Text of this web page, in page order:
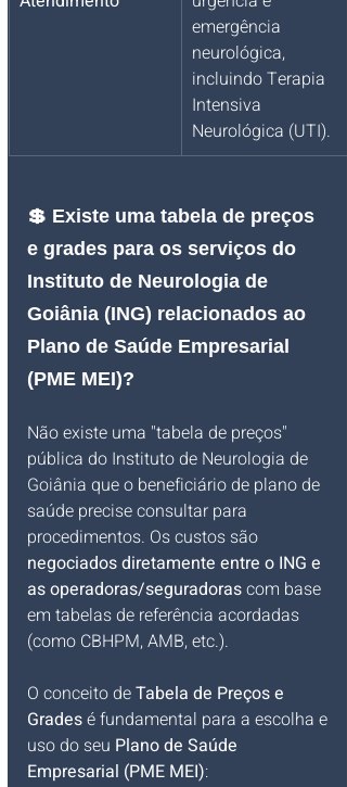
emergência
neurológica,
incluindo Terapia
Intensiva
Neurológica (UTI).
💲 Existe uma tabela de preços
e grades para os serviços do
Instituto de Neurologia de
Goiânia (ING) relacionados ao
Plano de Saúde Empresarial
(PME MEI)?
Não existe uma "tabela de preços"
pública do Instituto de Neurologia de
Goiânia que o beneficiário de plano de
saúde precise consultar para
procedimentos. Os custos são
negociados diretamente entre o ING e
as operadoras/seguradoras com base
em tabelas de referência acordadas
(como CBHPM, AMB, etc.).
O conceito de Tabela de Preços e
Grades é fundamental para a escolha e
uso do seu Plano de Saúde
Empresarial (PME MEI):